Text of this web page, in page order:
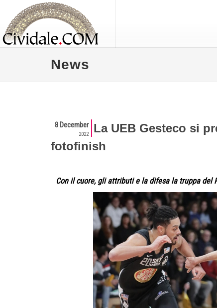
News
8 December
2022
La UEB Gesteco si
fotofinish
Con il cuore, gli attributi e la difesa la truppa del